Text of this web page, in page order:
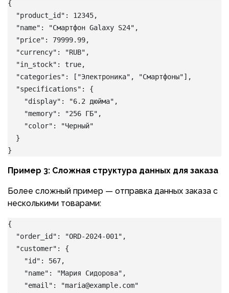
{
  "product_id": 12345,
  "name": "Смартфон Galaxy S24",
  "price": 79999.99,
  "currency": "RUB",
  "in_stock": true,
  "categories": ["Электроника", "Смартфоны"],
  "specifications": {
    "display": "6.2 дюйма",
    "memory": "256 ГБ",
    "color": "Черный"
  }
}
Пример 3: Сложная структура данных для заказа
Более сложный пример — отправка данных заказа с
несколькими товарами:
{
  "order_id": "ORD-2024-001",
  "customer": {
    "id": 567,
    "name": "Мария Сидорова",
    "email": "maria@example.com"